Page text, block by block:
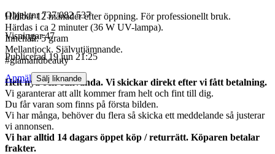
Hållbar 12 månader efter öppning. För professionellt bruk.
Härdas i ca 2 minuter (36 W UV-lampa).
Innehåll: 5 gram
Mellantjock. Självutjämnande.
#glamandbeauty
Helt nya och oanvända. Vi skickar direkt efter vi fått betalning.
Vi garanterar att allt kommer fram helt och fint till dig.
Du får varan som finns på första bilden.
Vi har många, behöver du flera så skicka ett meddelande så justerar
vi annonsen.
Vi har alltid 14 dagars öppet köp / returrätt. Köparen betalar
frakter.
Objektnr 737 082 537
Visningar 47
Publicerad 19 jun 21:25
Anmäl Sälj liknande